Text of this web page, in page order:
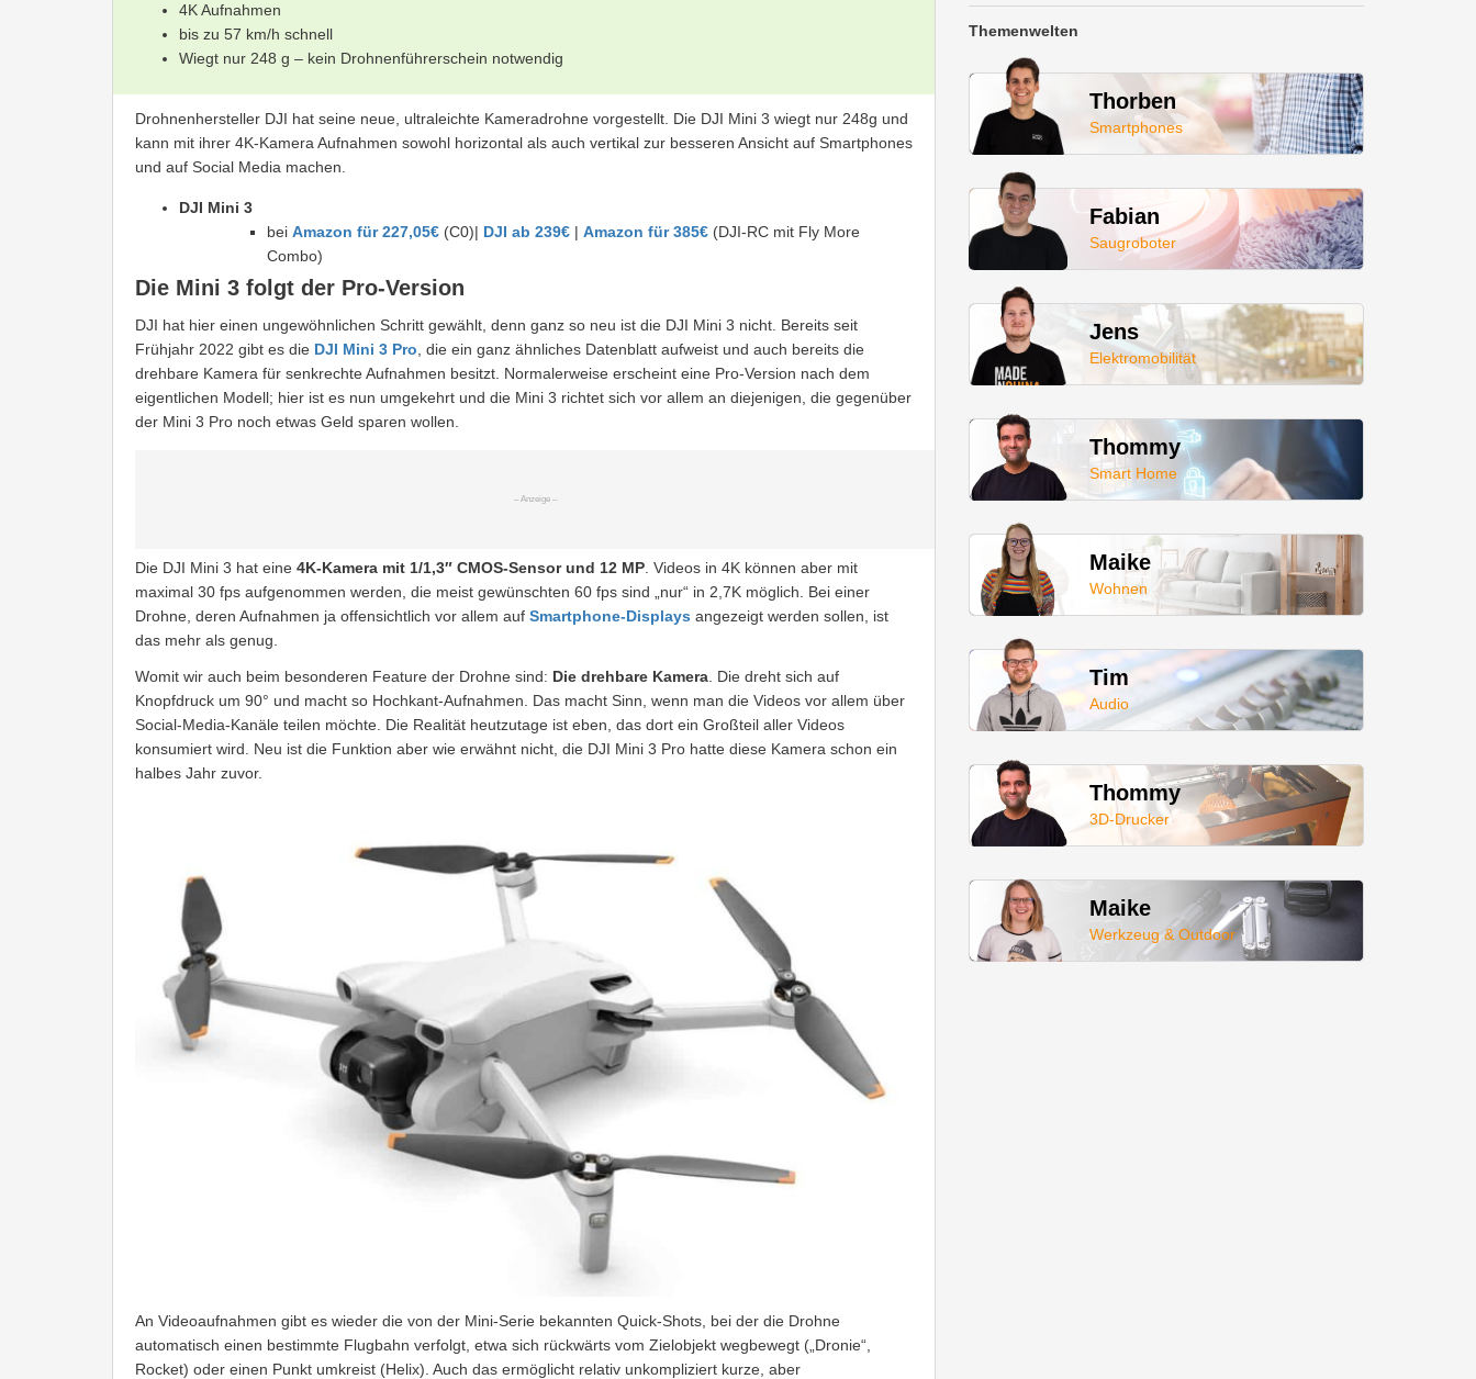
4K Aufnahmen
bis zu 57 km/h schnell
Wiegt nur 248 g – kein Drohnenführerschein notwendig
Drohnenhersteller DJI hat seine neue, ultraleichte Kameradrohne vorgestellt. Die DJI Mini 3 wiegt nur 248g und
kann mit ihrer 4K-Kamera Aufnahmen sowohl horizontal als auch vertikal zur besseren Ansicht auf Smartphones
und auf Social Media machen.
DJI Mini 3
bei Amazon für 227,05€ (C0)| DJI ab 239€ | Amazon für 385€ (DJI-RC mit Fly More
Combo)
Die Mini 3 folgt der Pro-Version
DJI hat hier einen ungewöhnlichen Schritt gewählt, denn ganz so neu ist die DJI Mini 3 nicht. Bereits seit
Frühjahr 2022 gibt es die DJI Mini 3 Pro, die ein ganz ähnliches Datenblatt aufweist und auch bereits die
drehbare Kamera für senkrechte Aufnahmen besitzt. Normalerweise erscheint eine Pro-Version nach dem
eigentlichen Modell; hier ist es nun umgekehrt und die Mini 3 richtet sich vor allem an diejenigen, die gegenüber
der Mini 3 Pro noch etwas Geld sparen wollen.
Die DJI Mini 3 hat eine 4K-Kamera mit 1/1,3″ CMOS-Sensor und 12 MP. Videos in 4K können aber mit
maximal 30 fps aufgenommen werden, die meist gewünschten 60 fps sind „nur“ in 2,7K möglich. Bei einer
Drohne, deren Aufnahmen ja offensichtlich vor allem auf Smartphone-Displays angezeigt werden sollen, ist
das mehr als genug.
Womit wir auch beim besonderen Feature der Drohne sind: Die drehbare Kamera. Die dreht sich auf
Knopfdruck um 90° und macht so Hochkant-Aufnahmen. Das macht Sinn, wenn man die Videos vor allem über
Social-Media-Kanäle teilen möchte. Die Realität heutzutage ist eben, das dort ein Großteil aller Videos
konsumiert wird. Neu ist die Funktion aber wie erwähnt nicht, die DJI Mini 3 Pro hatte diese Kamera schon ein
halbes Jahr zuvor.
An Videoaufnahmen gibt es wieder die von der Mini-Serie bekannten Quick-Shots, bei der die Drohne
automatisch einen bestimmte Flugbahn verfolgt, etwa sich rückwärts vom Zielobjekt wegbewegt („Dronie“,
Rocket) oder einen Punkt umkreist (Helix). Auch das ermöglicht relativ unkompliziert kurze, aber
Themenwelten
Thorben
Smartphones
Fabian
Saugroboter
Jens
Elektromobilität
Thommy
Smart Home
Maike
Wohnen
Tim
Audio
Thommy
3D-Drucker
Maike
Werkzeug & Outdoor